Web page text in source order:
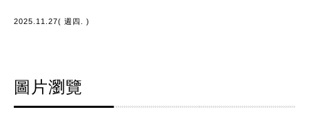
2025.11.27( 週四. )
圖片瀏覽